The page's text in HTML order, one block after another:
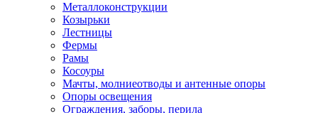
Металлоконструкции
Козырьки
Лестницы
Фермы
Рамы
Косоуры
Мачты, молниеотводы и антенные опоры
Опоры освещения
Ограждения, заборы, перила